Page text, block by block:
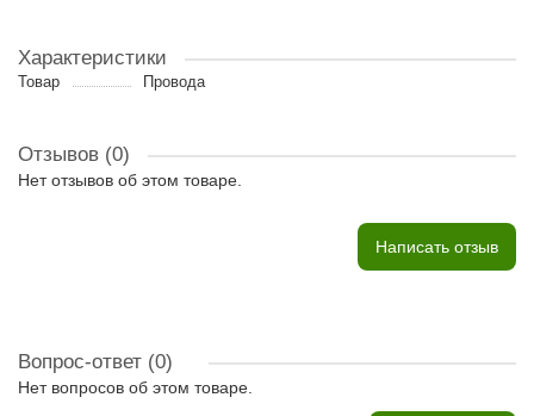
Характеристики
Товар Провода
Отзывов (0)
Нет отзывов об этом товаре.
Написать отзыв
Вопрос-ответ (0)
Нет вопросов об этом товаре.